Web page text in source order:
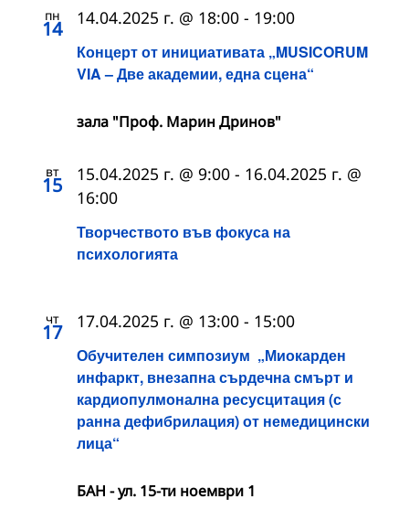
пн
14
Концерт от инициативата „MUSICORUM
VIA – Две академии, една сцена“
14.04.2025 г. @ 18:00 - 19:00
зала "Проф. Марин Дринов"
вт
15
Творчеството във фокуса на
психологията
15.04.2025 г. @ 9:00 - 16.04.2025 г. @
16:00
чт
17
Обучителен симпозиум „Миокарден
инфаркт, внезапна сърдечна смърт и
кардиопулмонална ресусцитация (с
ранна дефибрилация) от немедицински
лица“
17.04.2025 г. @ 13:00 - 15:00
БАН - ул. 15-ти ноември 1